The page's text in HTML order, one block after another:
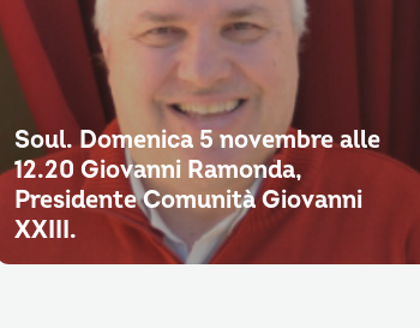
Soul. Domenica 5 novembre alle
12.20 Giovanni Ramonda,
Presidente Comunità Giovanni
XXIII.